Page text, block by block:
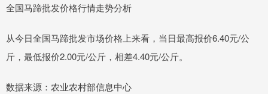
全国马蹄批发价格行情走势分析
从今日全国马蹄批发市场价格上来看，当日最高报价6.40元/公
斤，最低报价2.00元/公斤，相差4.40元/公斤。
数据来源：农业农村部信息中心